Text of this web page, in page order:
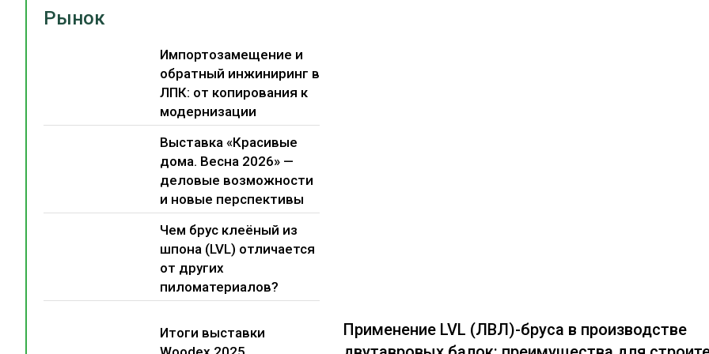
Рынок
Импортозамещение и
обратный инжиниринг в
ЛПК: от копирования к
модернизации
Выставка «Красивые
дома. Весна 2026» —
деловые возможности
и новые перспективы
Чем брус клеёный из
шпона (LVL) отличается
от других
пиломатериалов?
Итоги выставки
Применение LVL (ЛВЛ)-бруса в производстве